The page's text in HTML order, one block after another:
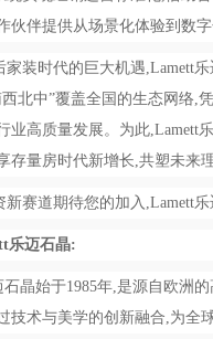
伙伴提供从场景化体验到数
家装时代的巨大机遇,Lamett
北中”覆盖全国的生态网络,
业高质量发展。为此,Lamett
存量房时代新增长,共塑未来
赛道期待您的加入,Lamett乐
乐迈石晶:
石晶始于1985年,是源自欧洲
技术与美学的创新融合,为全